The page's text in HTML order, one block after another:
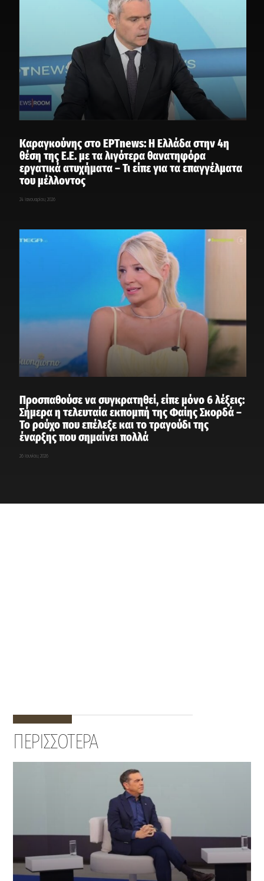
Καραγκούνης στο ΕΡΤnews: Η Ελλάδα στην 4η
θέση της Ε.Ε. με τα λιγότερα θανατηφόρα
εργατικά ατυχήματα – Τι είπε για τα επαγγέλματα
του μέλλοντος
24 Ιανουαρίου, 2026
Προσπαθούσε να συγκρατηθεί, είπε μόνο 6 λέξεις:
Σήμερα η τελευταία εκπομπή της Φαίης Σκορδά –
Το ρούχο που επέλεξε και το τραγούδι της
έναρξης που σημαίνει πολλά
26 Ιουνίου, 2026
ΠΕΡΙΣΣΟΤΕΡΑ